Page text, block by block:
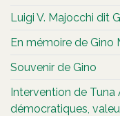
Luigi V. Majocchi dit
En mémoire de Gino
Souvenir de Gino
Intervention de Tuna
démocratiques,